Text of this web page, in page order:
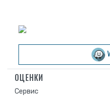
ОЦЕНКИ
Сервис